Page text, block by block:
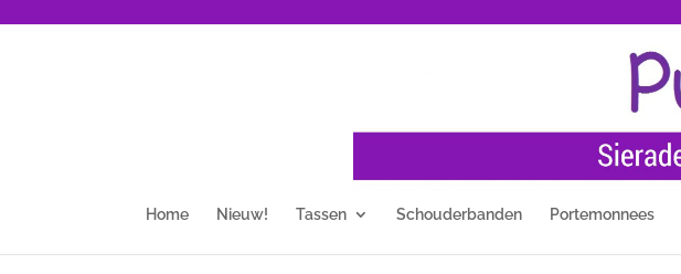
Home Nieuw! Tassen Schouderbanden Portemonnees